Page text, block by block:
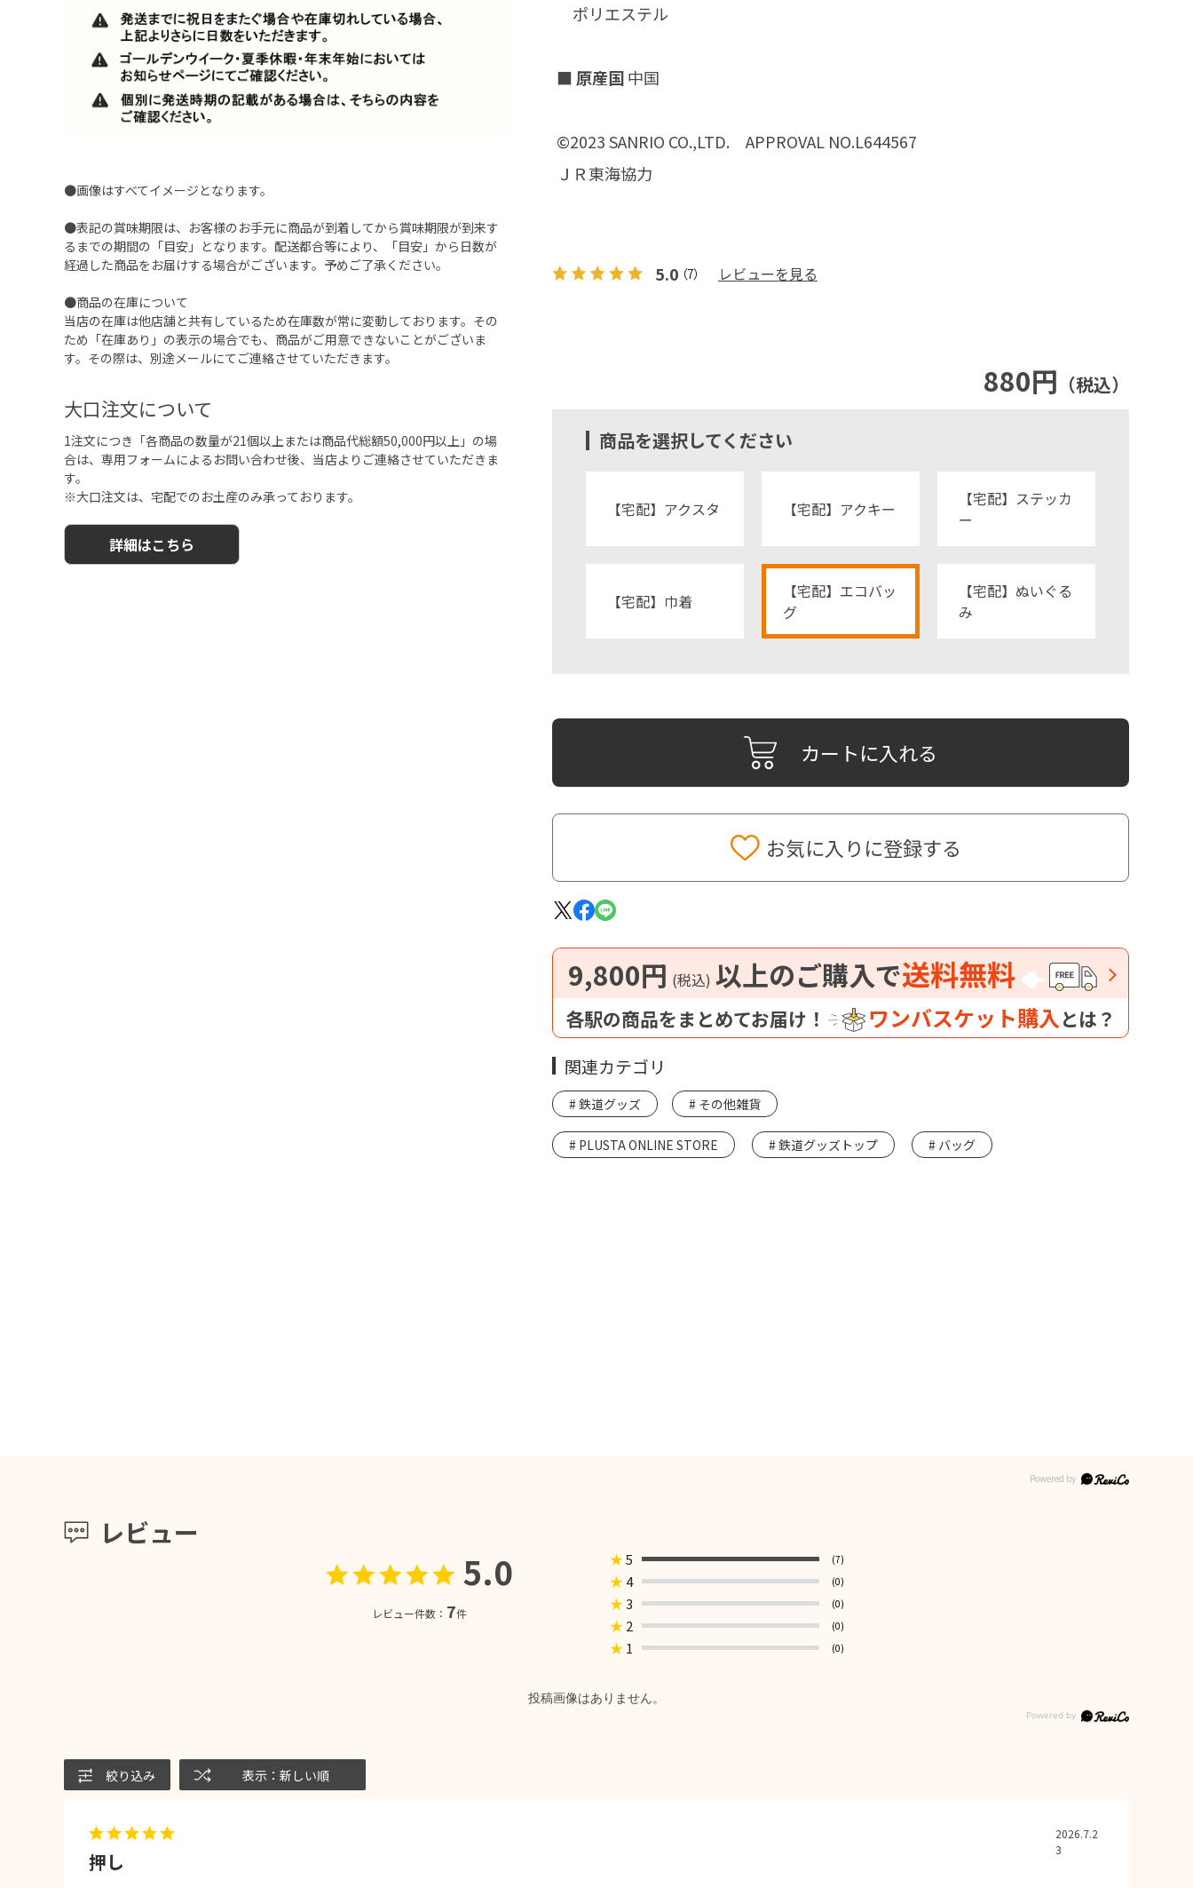
●画像はすべてイメージとなります。
●表記の賞味期限は、お客様のお手元に商品が到着してから賞味期限が到来す
るまでの期間の「目安」となります。配送都合等により、「目安」から日数が
経過した商品をお届けする場合がございます。予めご了承ください。
●商品の在庫について
当店の在庫は他店舗と共有しているため在庫数が常に変動しております。その
ため「在庫あり」の表示の場合でも、商品がご用意できないことがございま
す。その際は、別途メールにてご連絡させていただきます。
大口注文について
1注文につき「各商品の数量が21個以上または商品代総額50,000円以上」の場
合は、専用フォームによるお問い合わせ後、当店よりご連絡させていただきま
す。
※大口注文は、宅配でのお土産のみ承っております。
詳細はこちら
880円 （税込）
商品を選択してください
【宅配】アクスタ 【宅配】アクキー
【宅配】ステッカ
ー
【宅配】巾着
【宅配】エコバッ
グ
【宅配】ぬいぐる
み
カートに入れる
お気に入りに登録する
ポリエステル
■ 原産国中国
©2023 SANRIO CO.,LTD. APPROVAL NO.L644567
ＪＲ東海協力
5.0 （7） レビューを見る
9,800円 (税込) 以上のご購入で送料無料
各駅の商品をまとめてお届け！ ワンバスケット購入 とは？
関連カテゴリ
鉄道グッズ その他雑貨
PLUSTA ONLINE STORE 鉄道グッズトップ バッグ
レビュー
5.0
レビュー件数： 7件
★5 (7)
★4 (0)
★3 (0)
★ 2 (0)
★ 1 (0)
投稿画像はありません。
絞り込み 表示：新しい順
押し
2026.7.2
3